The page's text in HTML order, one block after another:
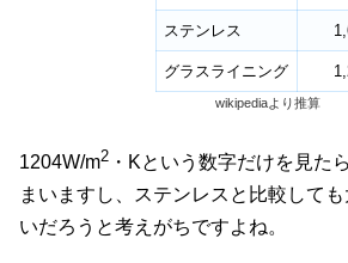
ステンレス
グラスライニング
wikipediaより推算
1204W/m2 ・Kという数字だけを見た
まいますし、ステンレスと比較して
いだろうと考えがちですよね。